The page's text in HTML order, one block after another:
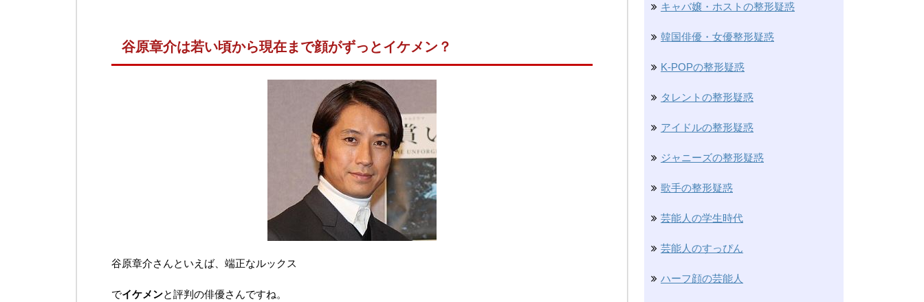
谷原章介は若い頃から現在まで顔がずっとイケメン？
谷原章介さんといえば、端正なルックス
でイケメンと評判の俳優さんですね。
キャバ嬢・ホストの整形疑惑
韓国俳優・女優整形疑惑
K-POPの整形疑惑
タレントの整形疑惑
アイドルの整形疑惑
ジャニーズの整形疑惑
歌手の整形疑惑
芸能人の学生時代
芸能人のすっぴん
ハーフ顔の芸能人